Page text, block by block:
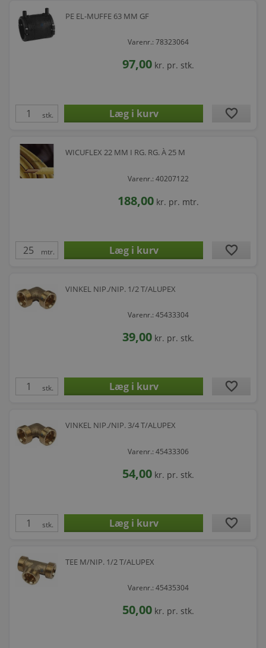
PE EL-MUFFE 63 MM GF
Varenr.: 78323064
97,00 kr. pr. stk.
stk. favorite
WICUFLEX 22 MM I RG. RG. À 25 M
Varenr.: 40207122
188,00 kr. pr. mtr.
mtr. favorite
VINKEL NIP./NIP. 1/2 T/ALUPEX
Varenr.: 45433304
39,00 kr. pr. stk.
stk. favorite
VINKEL NIP./NIP. 3/4 T/ALUPEX
Varenr.: 45433306
54,00 kr. pr. stk.
stk. favorite
TEE M/NIP. 1/2 T/ALUPEX
Varenr.: 45435304
50,00 kr. pr. stk.